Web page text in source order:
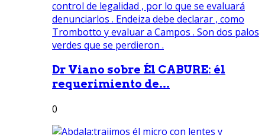
Dr Viano sobre Él CABURE: él
requerimiento de...
0